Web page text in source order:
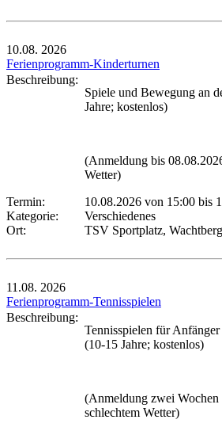
10.08. 2026
Ferienprogramm-Kinderturnen
Beschreibung:
Spiele und Bewegung an
Jahre; kostenlos)
(Anmeldung bis
Wetter)
Termin:
10.08.2026 von 15:00 bis
Kategorie:
Verschiedenes
Ort:
TSV Sportplatz, Wachtberg
11.08. 2026
Ferienprogramm-Tennisspielen
Beschreibung:
Tennisspielen für
(10-15 Jahre; kostenlos)
(Anmeldung zwei Wochen
schlechtem Wetter)